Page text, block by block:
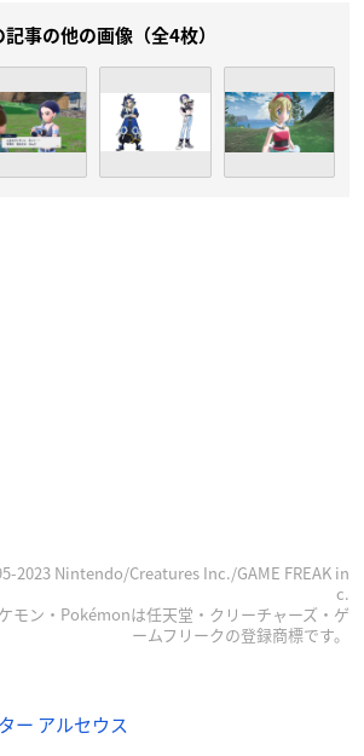
記事の他の画像（全4枚）
2023 Nintendo/Creatures Inc./GAME FREAK in
c.
モン・Pokémonは任天堂・クリーチャーズ・ゲ
ームフリークの登録商標です。
ー アルセウス